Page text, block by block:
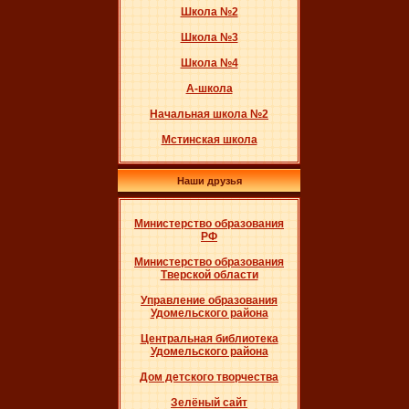
Школа №2
Школа №3
Школа №4
А-школа
Начальная школа №2
Мстинская школа
Наши друзья
Министерство образования
РФ
Министерство образования
Тверской области
Управление образования
Удомельского района
Центральная библиотека
Удомельского района
Дом детского творчества
Зелёный сайт